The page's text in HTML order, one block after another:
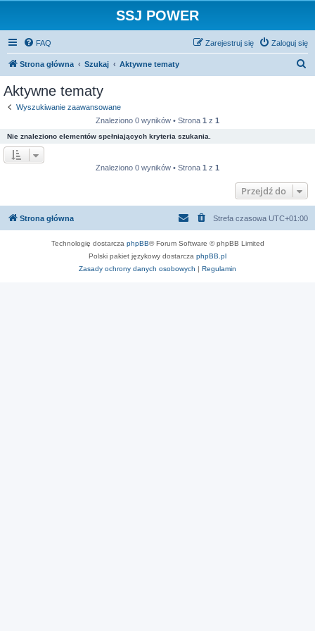
SSJ POWER
FAQ Zaloguj się
Zarejestruj się
Strona główna Szukaj Aktywne tematy
Aktywne tematy
Wyszukiwanie zaawansowane
Znaleziono 0 wyników • Strona 1 z 1
Nie znaleziono elementów spełniających kryteria szukania.
Znaleziono 0 wyników • Strona 1 z 1
Przejdź do
Strona główna Strefa czasowa UTC+01:00
Technologię dostarcza phpBB® Forum Software © phpBB Limited
Polski pakiet językowy dostarcza phpBB.pl
Zasady ochrony danych osobowych | Regulamin